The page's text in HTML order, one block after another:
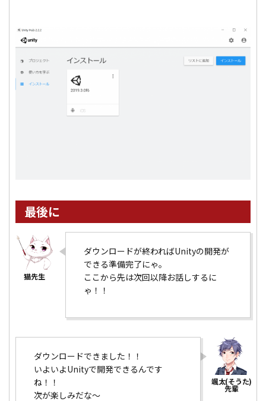
最後に
ダウンロードが終わればUnityの開発が
できる準備完了にゃ。
ここから先は次回以降お話しするに
ゃ！！
ダウンロードできました！！
いよいよUnityで開発できるんです
ね！！
次が楽しみだな～